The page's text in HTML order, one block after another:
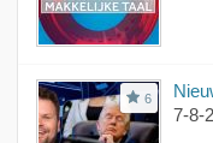
6
7-8-